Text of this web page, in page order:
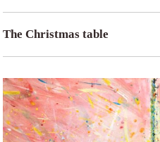
The Christmas table